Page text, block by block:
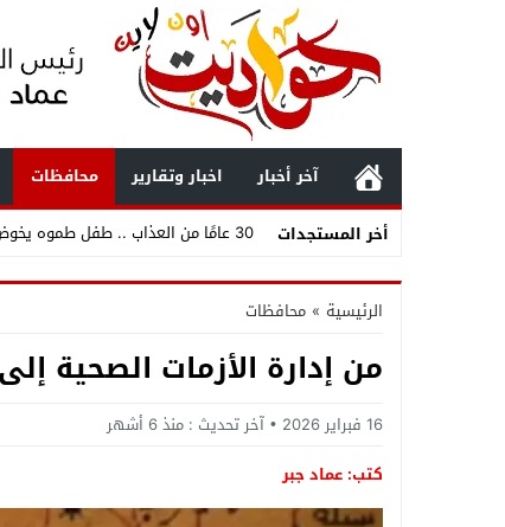
آخر أخبار اخبار وتقارير محافظات
أخر المستجدات
30 عامًا من العذاب .. طفل طموه يخوض في مياه الصرف.. فمن ينقذ الأهالي قبل أن تتحول المأساة إلى كارثة؟
حملة حاسمة في الجيزة .. الأنصاري
محمد صلاح يعيد رسم خريطة الدوري
«مفاجآت تنسيق المرحلة الثانية 2026 أدبي».. قائمة الكليات والمعاهد المتاحة لطلاب الثانوية العامة وأبرز فرص القبول
3070 فرصة عمل بمرتبات تصل لـ9500 جنيه .. وزارة العمل تعلن وظائف جديدة بمجموعة طلعت مصطفى وتكشف طريقة التقديم
الدولة
الرئيسية » محافظات
من إدارة الأزمات الصحية
16 فبراير 2026 آخر تحديث : منذ 6 أشهر
كتب: عماد جبر